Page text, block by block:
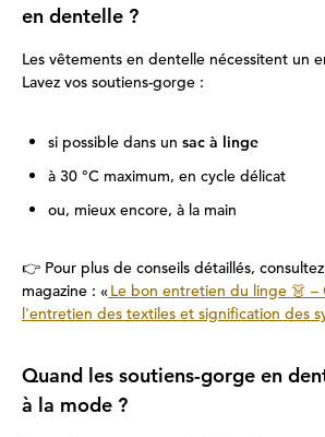
en dentelle ?
Les vêtements en dentelle nécessitent un
Lavez vos soutiens-gorge :
si possible dans un sac à linge
à 30 °C maximum, en cycle délicat
ou, mieux encore, à la main
👉 Pour plus de conseils détaillés,
magazine : «Le bon entretien du linge 👗 –
l'entretien des textiles et signification des
Quand les soutiens-gorge en
à la mode ?